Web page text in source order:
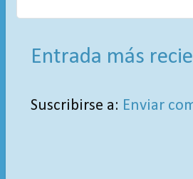
Entrada más
Suscribirse a: Enviar